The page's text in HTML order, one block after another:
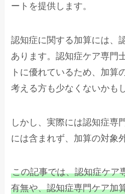
ートを提供します。
認知症に関する加算には、
あります。認知症ケア専門
トに優れているため、加算
考える方も少なくないかも
しかし、実際には認知症専
には含まれず、加算の対象
この記事では、認知症ケア
有無や、認知症専門ケア加